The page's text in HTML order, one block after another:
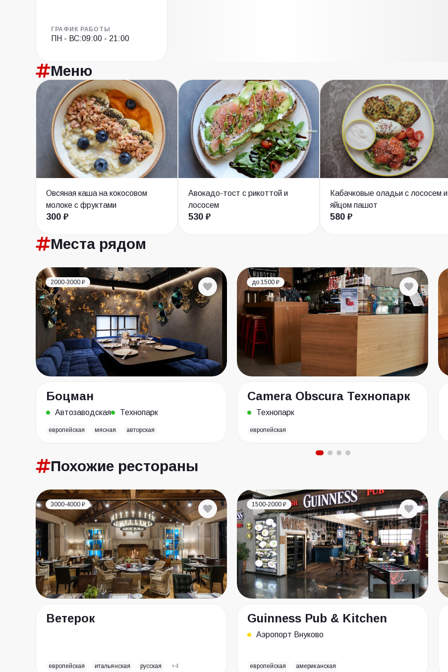
ГРАФИК РАБОТЫ
ПН - ВС:09:00 - 21:00
Меню
Овсяная каша на кокосовом
молоке с фруктами
300 ₽
Авокадо-тост с рикоттой и
лососем
530 ₽
Кабачковые оладьи с лососем и
яйцом пашот
580 ₽
Места рядом
2000-3000 ₽
Боцман
Автозаводская Технопарк
европейская мясная авторская
до 1500 ₽
Camera Obscura Технопарк
Технопарк
европейская
Похожие рестораны
3000-4000 ₽
Ветерок
европейская итальянская русская +4
1500-2000 ₽
Guinness Pub & Kitchen
Аэропорт Внуково
европейская американская